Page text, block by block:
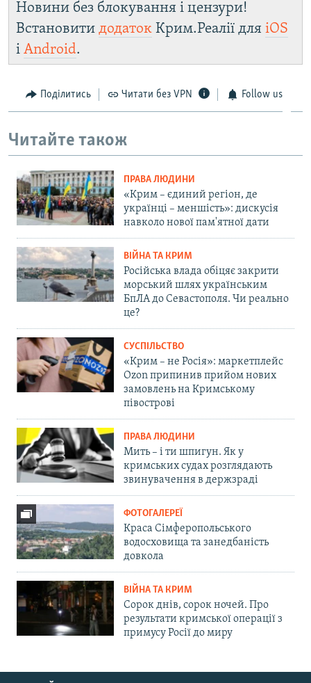
Новини без блокування і цензури!
Встановити додаток Крим.Реалії для iOS
і Android.
Поділитись Читати без VPN Follow us
Читайте також
ПРАВА ЛЮДИНИ
«Крим – єдиний регіон, де
українці – меншість»: дискусія
навколо нової пам'ятної дати
ВІЙНА ТА КРИМ
Російська влада обіцяє закрити
морський шлях українським
БпЛА до Севастополя. Чи реально
це?
СУСПІЛЬСТВО
«Крим – не Росія»: маркетплейс
Ozon припинив прийом нових
замовлень на Кримському
півострові
ПРАВА ЛЮДИНИ
Мить – і ти шпигун. Як у
кримських судах розглядають
звинувачення в держзраді
ФОТОГАЛЕРЕЇ
Краса Сімферопольського
водосховища та занедбаність
довкола
ВІЙНА ТА КРИМ
Сорок днів, сорок ночей. Про
результати кримської операції з
примусу Росії до миру